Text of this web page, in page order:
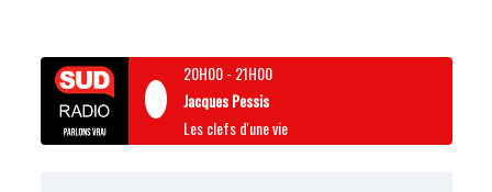
20H00- 21H00
Jacques Pessis
Les clefs d'une vie